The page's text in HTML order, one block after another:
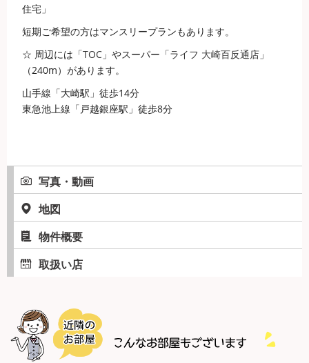
写真・動画
地図
物件概要
取扱い店
住宅」
短期ご希望の方はマンスリープランもあります。
☆ 周辺には「TOC 」やスーパー「ライフ 大崎百反通店 」
（240m）があります。
山手線「大崎駅」徒歩14分
東急池上線「戸越銀座駅」徒歩8分